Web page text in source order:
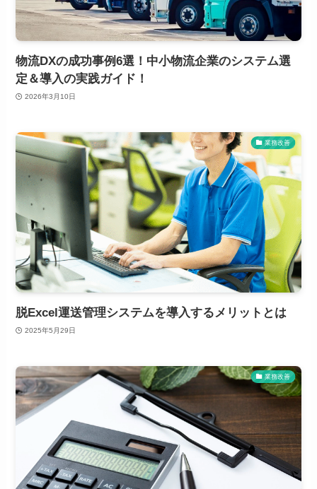
物流DXの成功事例6選！中小物流企業のシステム選
定＆導入の実践ガイド！
2026年3月10日
業務改善
脱Excel運送管理システムを導入するメリットとは
2025年5月29日
業務改善